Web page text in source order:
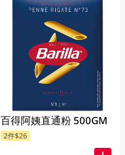
百得阿姨直通粉 500GM
2件$26